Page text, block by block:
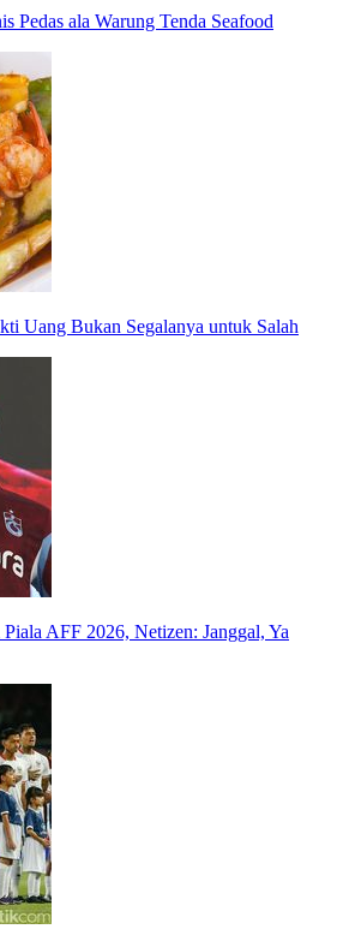
Pedas ala Warung Tenda Seafood
Uang Bukan Segalanya untuk Salah
AFF 2026, Netizen: Janggal, Ya